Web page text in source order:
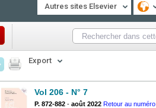
Autres sites Elsevier
Export
Vol 206 - N° 7
P. 872-882 - août 2022 Retour au numéro